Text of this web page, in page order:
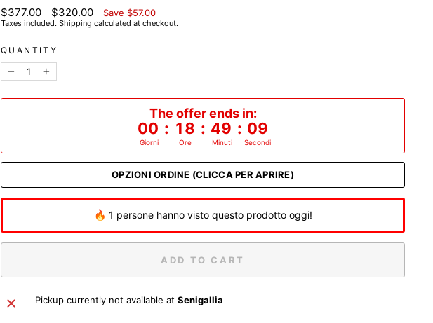
List
price
$377.00
Discounted
price
$320.00 Save $57.00
Taxes included. Shipping calculated at checkout.
QUANTITY
− +
The offer ends in:
00 : 18 : 49 : 08
Giorni Ore Minuti Secondi
OPZIONI ORDINE (CLICCA PER APRIRE)
🔥 1 persone hanno visto questo prodotto oggi!
ADD TO CART
Pickup currently not available at Senigallia